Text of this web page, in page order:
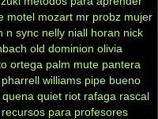
motel mozart mr probz mujer
n sync nelly niall horan nick
old dominion olivia
ortega palm mute pantera
pharrell williams pipe bueno
quena quiet riot rafaga rascal
recursos para profesores